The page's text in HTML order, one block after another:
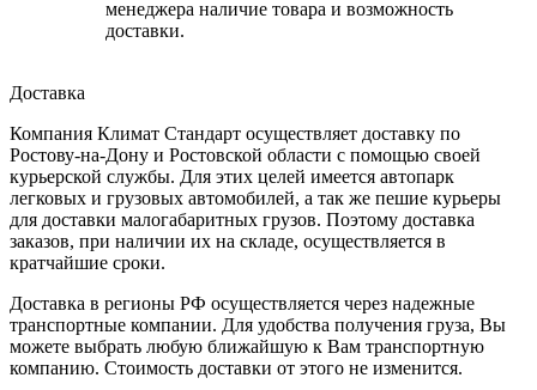
менеджера наличие товара и возможность
доставки.
Доставка
Компания Климат Стандарт осуществляет доставку по
Ростову-на-Дону и Ростовской области с помощью своей
курьерской службы. Для этих целей имеется автопарк
легковых и грузовых автомобилей, а так же пешие курьеры
для доставки малогабаритных грузов. Поэтому доставка
заказов, при наличии их на складе, осуществляется в
кратчайшие сроки.
Доставка в регионы РФ осуществляется через надежные
транспортные компании. Для удобства получения груза, Вы
можете выбрать любую ближайшую к Вам транспортную
компанию. Стоимость доставки от этого не изменится.